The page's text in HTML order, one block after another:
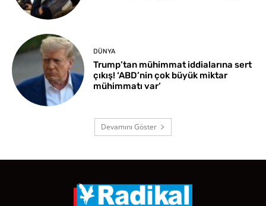
DÜNYA
Trump’tan mühimmat iddialarına sert
çıkış! ‘ABD’nin çok büyük miktar
mühimmatı var’
Devamını Göster